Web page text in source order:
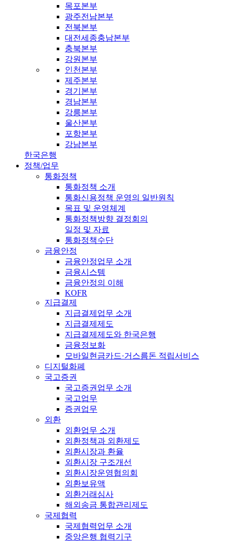
목포본부
광주전남본부
전북본부
대전세종충남본부
충북본부
강원본부
인천본부
제주본부
경기본부
경남본부
강릉본부
울산본부
포항본부
강남본부
한국은행
정책/업무
통화정책
통화정책 소개
통화신용정책 운영의 일반원칙
목표 및 운영체계
통화정책방향 결정회의
일정 및 자료
통화정책수단
금융안정
금융안정업무 소개
금융시스템
금융안정의 이해
KOFR
지급결제
지급결제업무 소개
지급결제제도
지급결제제도와 한국은행
금융정보화
모바일현금카드·거스름돈 적립서비스
디지털화폐
국고증권
국고증권업무 소개
국고업무
증권업무
외환
외환업무 소개
외환정책과 외환제도
외환시장과 환율
외환시장 구조개선
외환시장운영협의회
외환보유액
외환거래심사
해외송금 통합관리제도
국제협력
국제협력업무 소개
중앙은행 협력기구